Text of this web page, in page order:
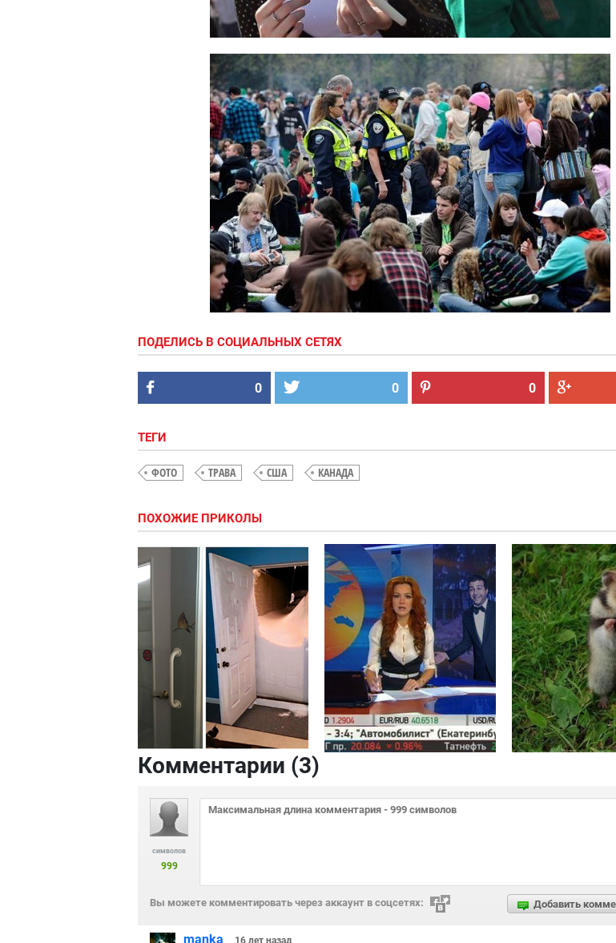
ПОДЕЛИСЬ В СОЦИАЛЬНЫХ СЕТЯХ
0 0 0
ТЕГИ
ФОТО ТРАВА США КАНАДА
ПОХОЖИЕ ПРИКОЛЫ
Тем
временем
в США
и в
Комментарии (3)
символов
999
Добавить
Вы можете комментировать через аккаунт в соцсетях:
manka 16 лет назад